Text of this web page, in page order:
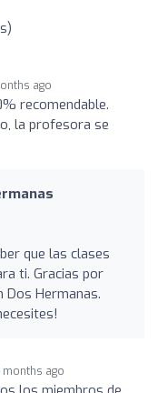
ago
recomendable.
la profesora se
que las clases
ti. Gracias por
Dos Hermanas.
months ago